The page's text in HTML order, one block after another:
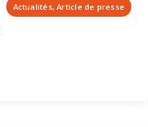
Actualités, Article de presse